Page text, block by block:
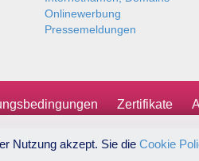
Onlinewerbung
Pressemeldungen
Zertifikate
Nutzung akzept. Sie die Cookie